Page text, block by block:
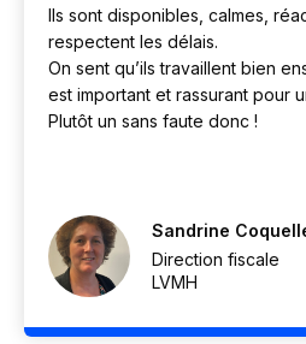
Ils sont disponibles, calmes,
respectent les délais.
On sent qu’ils travaillent bien
est important et rassurant pour
Plutôt un sans faute donc !
Sandrine
Direction fiscale
LVMH